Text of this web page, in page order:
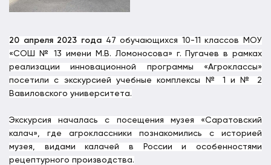
20 апреля 2023 года47 обучающихся 10-11 классов МОУ
«СОШ № 13 имени М.В. Ломоносова» г. Пугачев в рамках
реализации инновационной программы «Агроклассы»
посетили с экскурсией учебные комплексы № 1 и № 2
Вавиловского университета.
Экскурсия началась с посещения музея «Саратовский
калач», где агроклассники познакомились с историей
музея, видами калачей в России и особенностями
рецептурного производства.